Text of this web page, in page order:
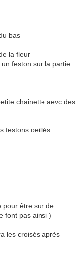
bas
la fleur
feston sur la partie
chainette aevc des
festons oeillés
pour être sur de
font pas ainsi )
les croisés après